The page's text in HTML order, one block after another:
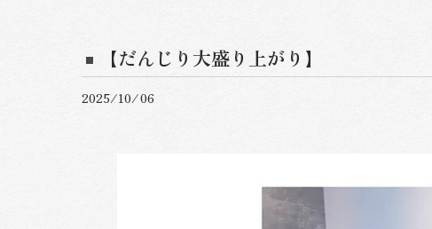
【だんじり大盛り上がり】
2025/10/06